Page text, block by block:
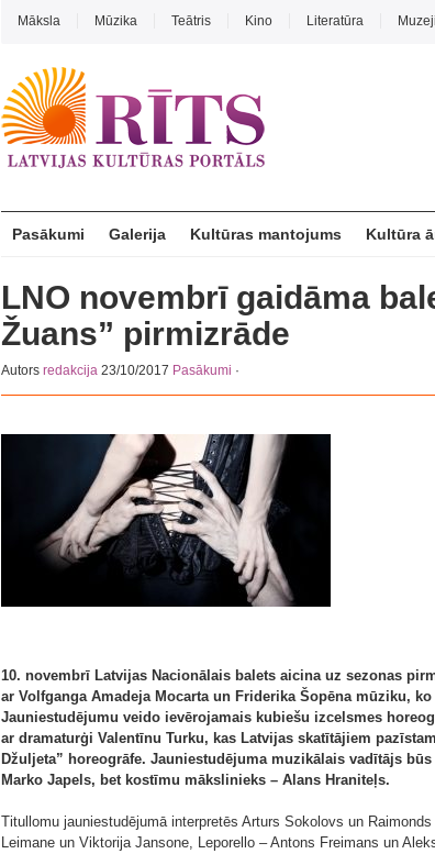
Māksla Mūzika Teātris Kino Literatūra Muzeji
Pasākumi Galerija Kultūras mantojums Kultūra
LNO novembrī gaidāma
Žuans” pirmizrāde
Autors redakcija 23/10/2017 Pasākumi ·
10. novembrī Latvijas Nacionālais balets aicina uz sezonas
ar Volfganga Amadeja Mocarta un Friderika Šopēna mūziku,
Jauniestudējumu veido ievērojamais kubiešu izcelsmes
ar dramaturģi Valentīnu Turku, kas Latvijas skatītājiem
Džuljeta” horeogrāfe. Jauniestudējuma muzikālais vadītājs
Marko Japels, bet kostīmu mākslinieks – Alans Hraniteļs.
Titullomu jauniestudējumā interpretēs Arturs Sokolovs un
Leimane un Viktorija Jansone, Leporello – Antons Freimans un